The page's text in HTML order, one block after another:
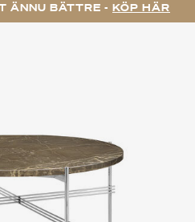
ÄNNU BÄTTRE - KÖP HÄR